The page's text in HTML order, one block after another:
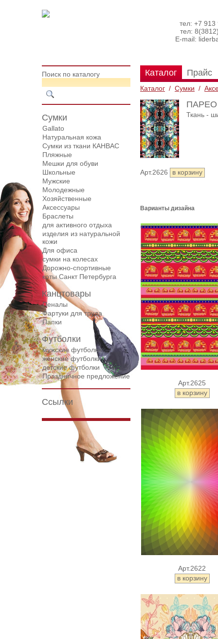
тел: +7 913
тел:
E-mail:
Поиск по каталогу
Сумки
Gallato
Натуральная кожа
Сумки из ткани КАНВАС
Пляжные
Мешки для обуви
Школьные
Мужские
Молодежные
Хозяйственные
Аксессуары
Браслеты
для активного отдыха
изделия из натуральной
кожи
Для офиса
сумки на колесах
Дорожнo-спортивные
коты Санкт Петербурга
Канцтовары
Пеналы
Фартуки для труда
Папки
Футболки
мужские футболки
женские футболки
детские футболки
Праздничное предложение
Ссылки
Каталог Прайс
Каталог / Сумки /
ПАРЕО
Ткань -
Арт.2626
Варианты дизайна
Арт.2625
Арт.2622